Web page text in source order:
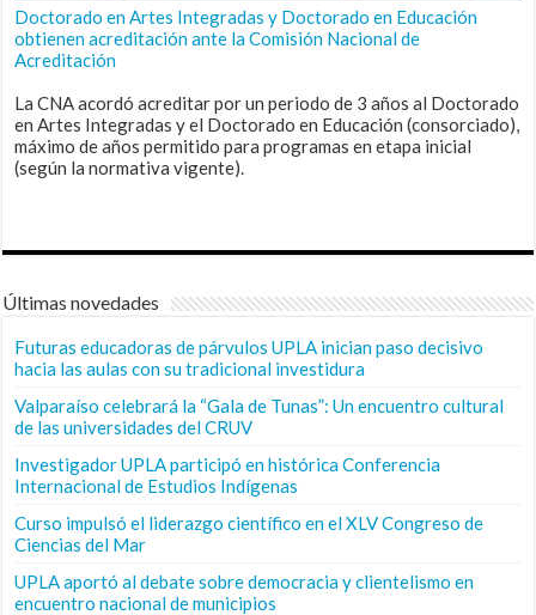
Doctorado en Artes Integradas y Doctorado en Educación
obtienen acreditación ante la Comisión Nacional de
Acreditación
La CNA acordó acreditar por un periodo de 3 años al Doctorado
en Artes Integradas y el Doctorado en Educación (consorciado),
máximo de años permitido para programas en etapa inicial
(según la normativa vigente).
Últimas novedades
Futuras educadoras de párvulos UPLA inician paso decisivo
hacia las aulas con su tradicional investidura
Valparaíso celebrará la “Gala de Tunas”: Un encuentro cultural
de las universidades del CRUV
Investigador UPLA participó en histórica Conferencia
Internacional de Estudios Indígenas
Curso impulsó el liderazgo científico en el XLV Congreso de
Ciencias del Mar
UPLA aportó al debate sobre democracia y clientelismo en
encuentro nacional de municipios